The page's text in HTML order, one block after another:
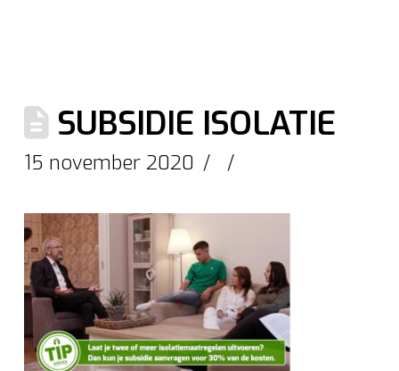
SUBSIDIE ISOLATIE
15 november 2020